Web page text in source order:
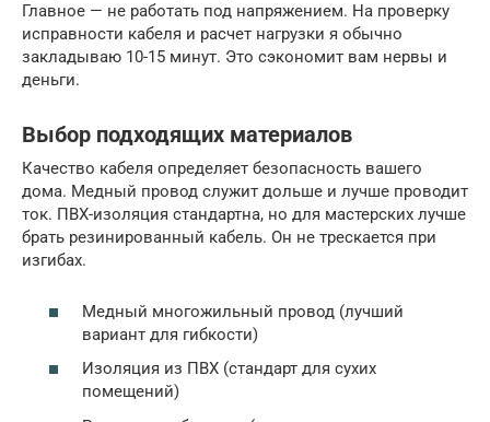
Главное — не работать под напряжением. На проверку
исправности кабеля и расчет нагрузки я обычно
закладываю 10-15 минут. Это сэкономит вам нервы и
деньги.
Выбор подходящих материалов
Качество кабеля определяет безопасность вашего
дома. Медный провод служит дольше и лучше проводит
ток. ПВХ-изоляция стандартна, но для мастерских лучше
брать резинированный кабель. Он не трескается при
изгибах.
Медный многожильный провод (лучший
вариант для гибкости)
Изоляция из ПВХ (стандарт для сухих
помещений)